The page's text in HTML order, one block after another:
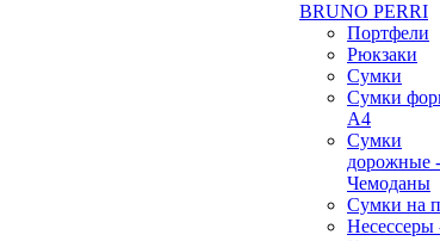
BRUNO PERRI
Портфели
Рюкзаки
Сумки
Сумки
А4
Сумки
дорожные -
Чемоданы
Сумки на
Несессеры